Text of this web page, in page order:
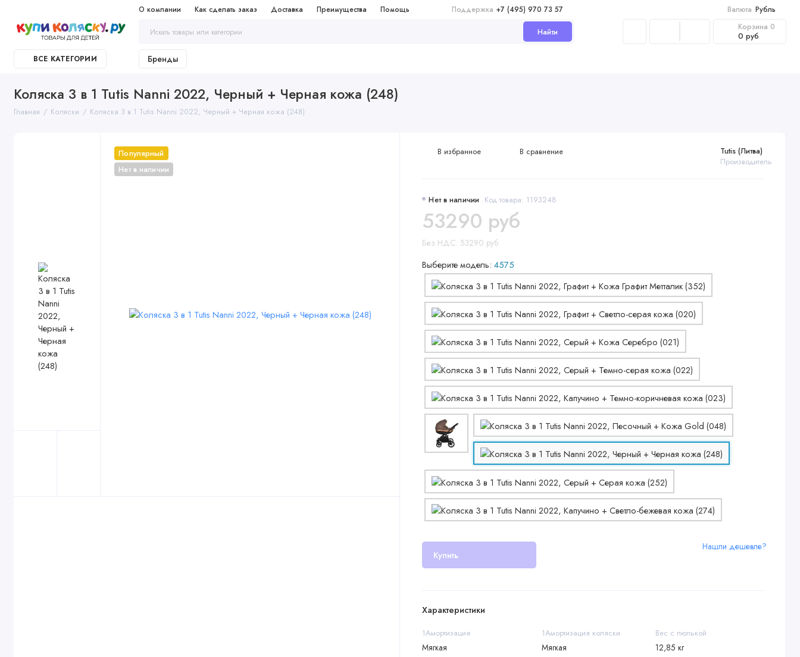
О компании Как сделать заказ Доставка Преимущества Помощь Поддержка +7 (495) 970 73 57 Валюта Рубль
Найти Корзина 0
0 руб
ВСЕ КАТЕГОРИИ Бренды
Коляска 3 в 1 Tutis Nanni 2022, Черный + Черная кожа (248)
Главная Коляски Коляска 3 в 1 Tutis Nanni 2022, Черный + Черная кожа (248)
Популярный
Нет в наличии
Нет в наличии Код товара: 1193248
Tutis (Литва)
Производитель
53290 руб
Без НДС: 53290 руб
Выберите модель: 4575
Купить
Нашли дешевле?
В избранное В сравнение
Характеристики
1Амортизация
Мягкая
1Амортизация коляски
Мягкая
Вес с люлькой
12,85 кг